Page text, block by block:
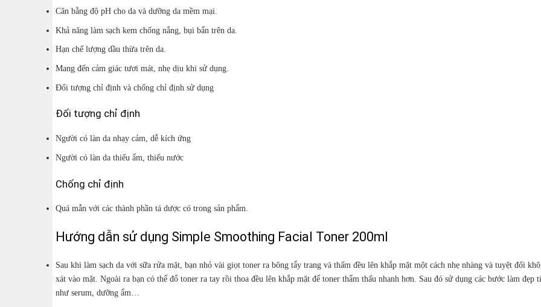
Cân bằng độ pH cho da và dưỡng da mềm mại.
Khả năng làm sạch kem chống nắng, bụi bẩn trên da.
Hạn chế lượng dầu thừa trên da.
Mang đến cảm giác tươi mát, nhẹ dịu khi sử dụng.
Đối tượng chỉ định và chống chỉ định sử dụng
Đối tượng chỉ định
Người có làn da nhạy cảm, dễ kích ứng
Người có làn da thiếu ẩm, thiếu nước
Chống chỉ định
Quá mẫn với các thành phần tá dược có trong sản phẩm.
Hướng dẫn sử dụng Simple Smoothing Facial Toner 200ml
Sau khi làm sạch da với sữa rửa mặt, bạn nhỏ vài giọt toner ra bông tẩy trang và thấm đều lên khắp mặt một cách nhẹ nhàng và tuyệt đối
xát vào mặt. Ngoài ra bạn có thể đổ toner ra tay rồi thoa đều lên khắp mặt để toner thẩm thấu nhanh hơn. Sau đó sử dụng các bước làm đẹp
như serum, dưỡng ẩm…